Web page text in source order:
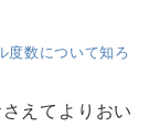
度数について知ろ
えてよりおい